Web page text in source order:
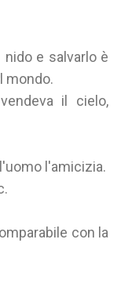
e salvarlo è
mondo.
il cielo,
l'amicizia.
con la